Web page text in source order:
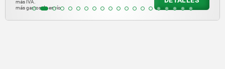
más IVA.
más gastos de envío